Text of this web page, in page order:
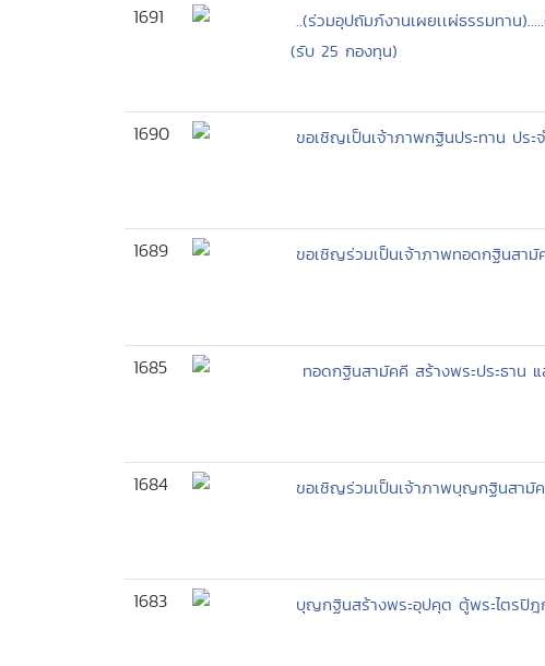
1691
..(ร่วมอุปถัมภ์งานเผยเเผ่ธรรมทาน
(รับ 25 กองทุน)
1690 ขอเชิญเป็นเจ้าภาพกฐินประทาน ประ
1689 ขอเชิญร่วมเป็นเจ้าภาพทอดกฐินสา
1685 ทอดกฐินสามัคคี สร้างพระประธาน
1684 ขอเชิญร่วมเป็นเจ้าภาพบุญกฐินสามั
1683 บุญกฐินสร้างพระอุปคุต ตู้พระไตรปิฎ